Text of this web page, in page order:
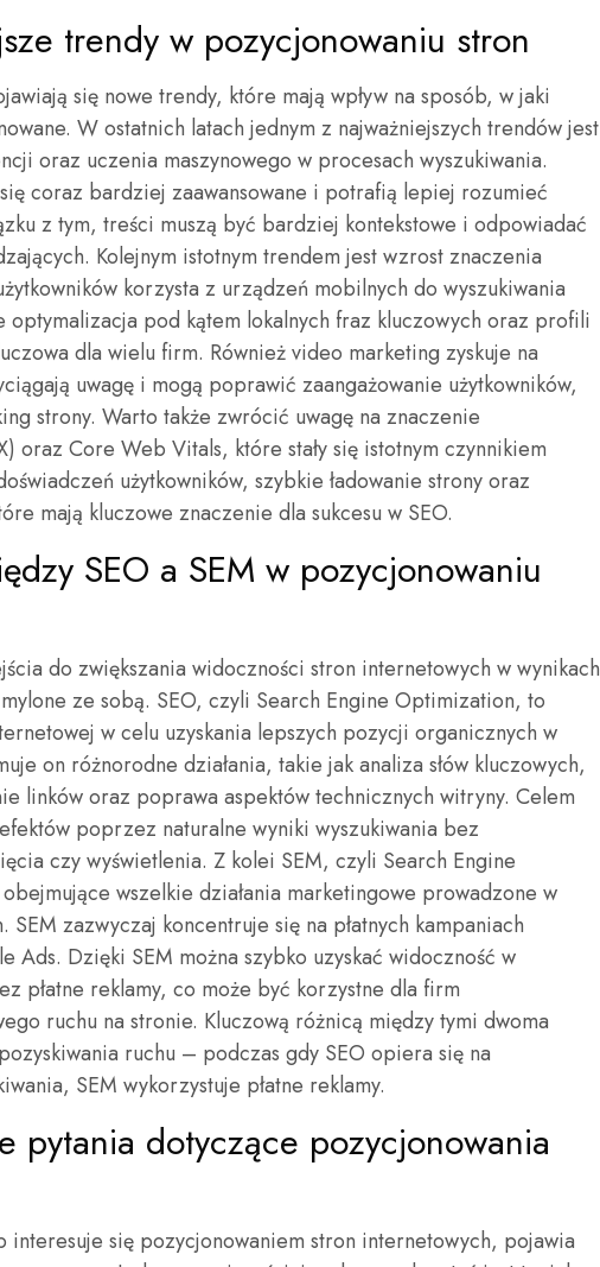
trendy w pozycjonowaniu stron
się nowe trendy, które mają wpływ na sposób, w jaki
W ostatnich latach jednym z najważniejszych trendów jest
oraz uczenia maszynowego w procesach wyszukiwania.
coraz bardziej zaawansowane i potrafią lepiej rozumieć
z tym, treści muszą być bardziej kontekstowe i odpowiadać
Kolejnym istotnym trendem jest wzrost znaczenia
korzysta z urządzeń mobilnych do wyszukiwania
optymalizacja pod kątem lokalnych fraz kluczowych oraz profili
dla wielu firm. Również video marketing zyskuje na
uwagę i mogą poprawić zaangażowanie użytkowników,
strony. Warto także zwrócić uwagę na znaczenie
oraz Core Web Vitals, które stały się istotnym czynnikiem
użytkowników, szybkie ładowanie strony oraz
mają kluczowe znaczenie dla sukcesu w SEO.
SEO a SEM w pozycjonowaniu
do zwiększania widoczności stron internetowych w wynikach
ze sobą. SEO, czyli Search Engine Optimization, to
w celu uzyskania lepszych pozycji organicznych w
on różnorodne działania, takie jak analiza słów kluczowych,
linków oraz poprawa aspektów technicznych witryny. Celem
poprzez naturalne wyniki wyszukiwania bez
czy wyświetlenia. Z kolei SEM, czyli Search Engine
wszelkie działania marketingowe prowadzone w
zazwyczaj koncentruje się na płatnych kampaniach
Ads. Dzięki SEM można szybko uzyskać widoczność w
płatne reklamy, co może być korzystne dla firm
ruchu na stronie. Kluczową różnicą między tymi dwoma
ruchu – podczas gdy SEO opiera się na
SEM wykorzystuje płatne reklamy.
pytania dotyczące pozycjonowania
się pozycjonowaniem stron internetowych, pojawia